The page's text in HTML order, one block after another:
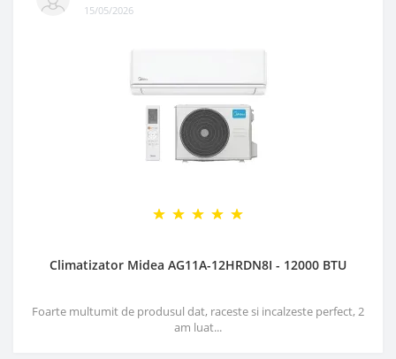
15/05/2026
Climatizator Midea AG11A-12HRDN8I - 12000 BTU
Foarte multumit de produsul dat, raceste si incalzeste perfect, 2
am luat...